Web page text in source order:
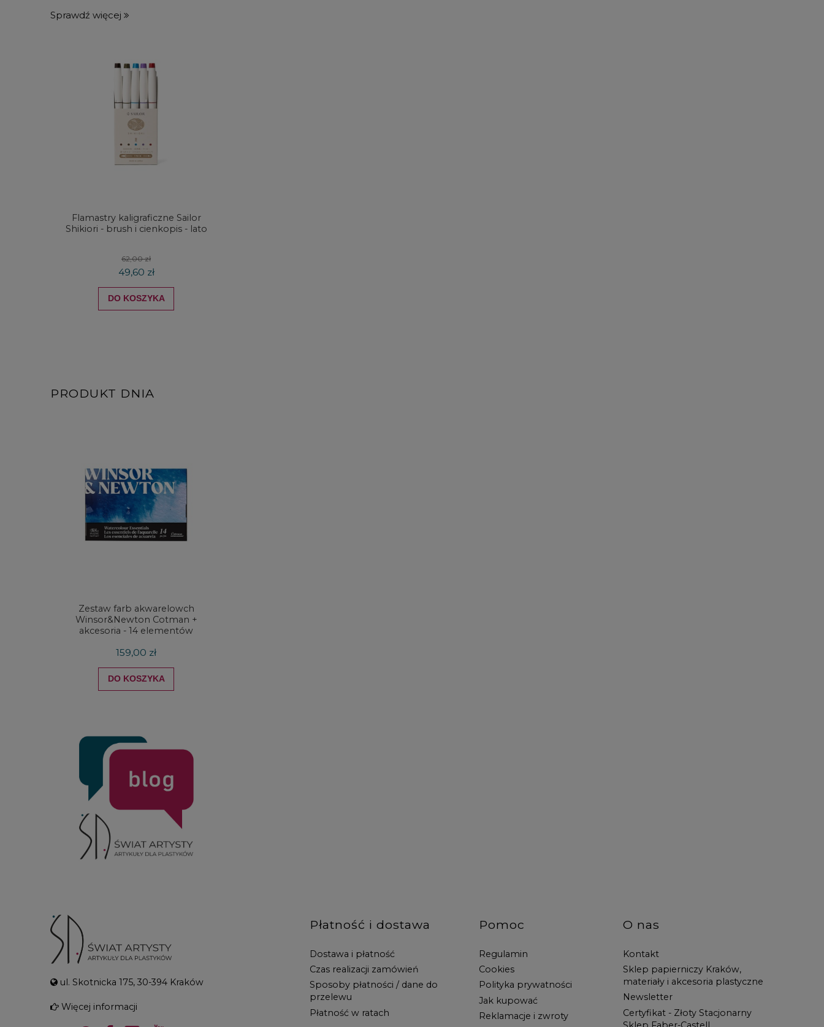
Sprawdź więcej
Flamastry kaligraficzne Sailor
Shikiori - brush i cienkopis - lato
62,00 zł
49,60 zł
DO KOSZYKA
PRODUKT DNIA
Zestaw farb akwarelowch
Winsor&Newton Cotman +
akcesoria - 14 elementów
159,00 zł
DO KOSZYKA
ul. Skotnicka 175, 30-394 Kraków
Więcej informacji
Płatność i dostawa
Dostawa i płatność
Czas realizacji zamówień
Sposoby płatności / dane do
przelewu
Płatność w ratach
Pomoc
Regulamin
Cookies
Polityka prywatności
Jak kupować
Reklamacje i zwroty
O nas
Kontakt
Sklep papierniczy Kraków,
materiały i akcesoria plastyczne
Newsletter
Certyfikat - Złoty Stacjonarny